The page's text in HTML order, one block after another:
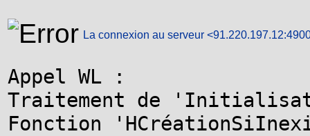
La connexion au serveur
Appel WL :
Traitement de
Fonction